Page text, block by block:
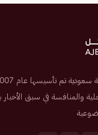
والمنافسة في سبق الأخبار